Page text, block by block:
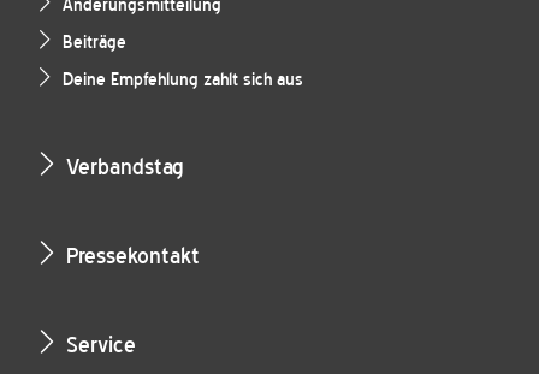
Änderungsmitteilung
Beiträge
Deine Empfehlung zahlt sich aus
Verbandstag
Pressekontakt
Service